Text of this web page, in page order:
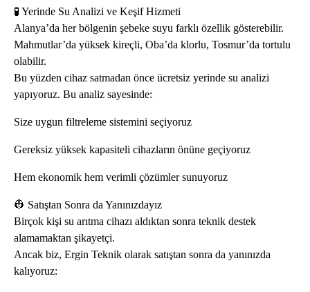
🧪 Yerinde Su Analizi ve Keşif Hizmeti
Alanya’da her bölgenin şebeke suyu farklı özellik gösterebilir.
Mahmutlar’da yüksek kireçli, Oba’da klorlu, Tosmur’da tortulu
olabilir.
Bu yüzden cihaz satmadan önce ücretsiz yerinde su analizi
yapıyoruz. Bu analiz sayesinde:
Size uygun filtreleme sistemini seçiyoruz
Gereksiz yüksek kapasiteli cihazların önüne geçiyoruz
Hem ekonomik hem verimli çözümler sunuyoruz
👷 Satıştan Sonra da Yanınızdayız
Birçok kişi su arıtma cihazı aldıktan sonra teknik destek
alamamaktan şikayetçi.
Ancak biz, Ergin Teknik olarak satıştan sonra da yanınızda
kalıyoruz: